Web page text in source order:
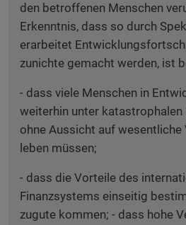
den betroffenen Menschen
Erkenntnis, dass so durch
erarbeitet
zunichte gemacht werden, ist
- dass viele Menschen in
weiterhin unter katastrophalen
ohne Aussicht auf wesentliche
leben müssen;
- dass die Vorteile des
Finanzsystems einseitig
zugute kommen; - dass hohe